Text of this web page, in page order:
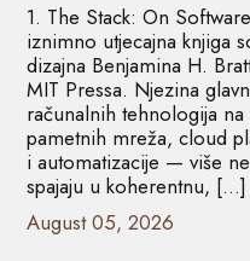
1. The Stack: On
iznimno utjecajna knjiga
dizajna Benjamina H.
MIT Pressa. Njezina
računalnih tehnologija
pametnih mreža, cloud
i automatizacije — više
spajaju u koherentnu, […]
August 05, 2026